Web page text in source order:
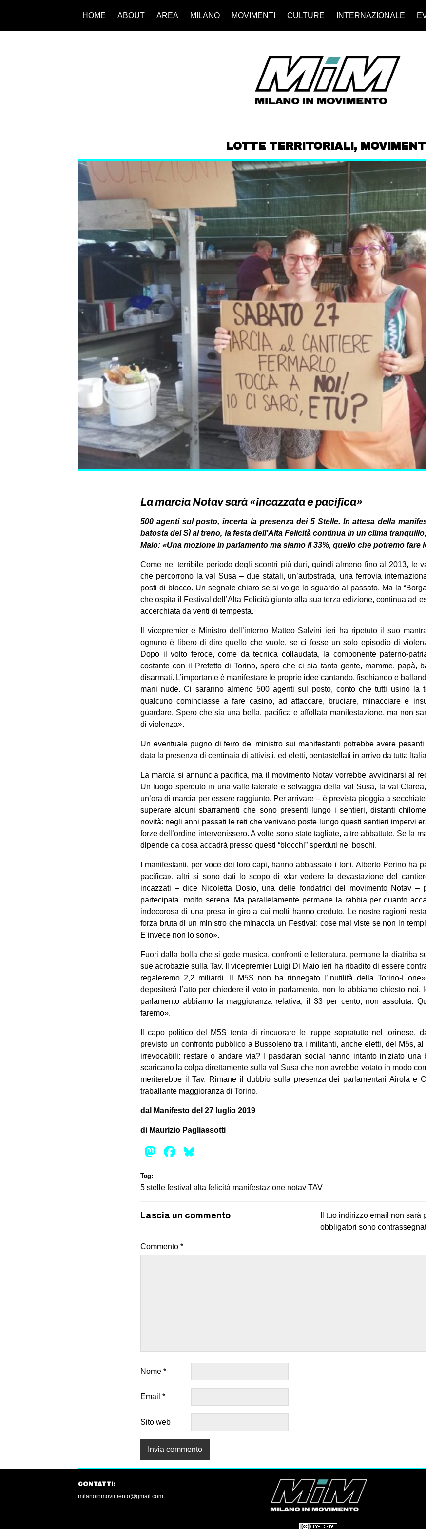
HOME ABOUT AREA MILANO MOVIMENTI CULTURE INTERNAZIONALE
LOTTE TERRITORIALI , MOVIMENTI
La marcia Notav sarà «incazzata e pacifica»
500 agenti sul posto, incerta la presenza dei 5 Stelle. In attesa della
batosta del Sì al treno, la festa dell’Alta Felicità continua in un clima
Maio: «Una mozione in parlamento ma siamo il 33%, quello che potremo fare
Come nel terribile periodo degli scontri più duri, quindi almeno fino al 2013, le
che percorrono la val Susa – due statali, un’autostrada, una ferrovia
posti di blocco. Un segnale chiaro se si volge lo sguardo al passato. Ma la
che ospita il Festival dell’Alta Felicità giunto alla sua terza edizione, continua ad
accerchiata da venti di tempesta.
Il vicepremier e Ministro dell’interno Matteo Salvini ieri ha ripetuto il suo
ognuno è libero di dire quello che vuole, se ci fosse un solo episodio di
Dopo il volto feroce, come da tecnica collaudata, la componente paterno-
costante con il Prefetto di Torino, spero che ci sia tanta gente, mamme, papà,
disarmati. L’importante è manifestare le proprie idee cantando, fischiando e
mani nude. Ci saranno almeno 500 agenti sul posto, conto che tutti usino la
qualcuno cominciasse a fare casino, ad attaccare, bruciare, minacciare e
guardare. Spero che sia una bella, pacifica e affollata manifestazione, ma non
di violenza».
Un eventuale pugno di ferro del ministro sui manifestanti potrebbe avere
data la presenza di centinaia di attivisti, ed eletti, pentastellati in arrivo da tutta
La marcia si annuncia pacifica, ma il movimento Notav vorrebbe avvicinarsi al
Un luogo sperduto in una valle laterale e selvaggia della val Susa, la val
un’ora di marcia per essere raggiunto. Per arrivare – è prevista pioggia a
superare alcuni sbarramenti che sono presenti lungo i sentieri, distanti
novità: negli anni passati le reti che venivano poste lungo questi sentieri impervi
forze dell’ordine intervenissero. A volte sono state tagliate, altre abbattute. Se la
dipende da cosa accadrà presso questi “blocchi” sperduti nei boschi.
I manifestanti, per voce dei loro capi, hanno abbassato i toni. Alberto Perino ha
pacifica», altri si sono dati lo scopo di «far vedere la devastazione del
incazzati – dice Nicoletta Dosio, una delle fondatrici del movimento Notav
partecipata, molto serena. Ma parallelamente permane la rabbia per quanto
indecorosa di una presa in giro a cui molti hanno creduto. Le nostre ragioni
forza bruta di un ministro che minaccia un Festival: cose mai viste se non in
E invece non lo sono».
Fuori dalla bolla che si gode musica, confronti e letteratura, permane la diatriba
sue acrobazie sulla Tav. Il vicepremier Luigi Di Maio ieri ha ribadito di essere
regaleremo 2,2 miliardi. Il M5S non ha rinnegato l’inutilità della Torino-
depositerà l’atto per chiedere il voto in parlamento, non lo abbiamo chiesto noi,
parlamento abbiamo la maggioranza relativa, il 33 per cento, non assoluta.
faremo».
Il capo politico del M5S tenta di rincuorare le truppe sopratutto nel torinese,
previsto un confronto pubblico a Bussoleno tra i militanti, anche eletti, del M5s,
irrevocabili: restare o andare via? I pasdaran social hanno intanto iniziato una
scaricano la colpa direttamente sulla val Susa che non avrebbe votato in modo
meriterebbe il Tav. Rimane il dubbio sulla presenza dei parlamentari Airola e
traballante maggioranza di Torino.
dal Manifesto del 27 luglio 2019
di Maurizio Pagliassotti
Mastodon
Facebook
Tag:
5 stelle festival alta felicità manifestazione notav TAV
Lascia un commento Il tuo indirizzo email non sarà
obbligatori sono
Commento *
Nome *
Email *
Sito web
CONTATTI:
milanoinmovimento@gmail.com